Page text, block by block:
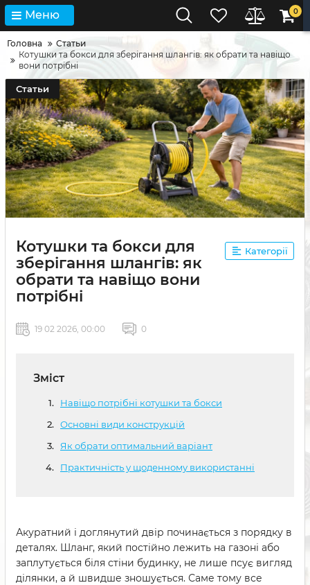
Меню 0
Головна
Статьи
Котушки та бокси для зберігання шлангів: як обрати та навіщо
вони потрібні
Статьи
Котушки та бокси для
зберігання шлангів: як
обрати та навіщо вони
потрібні
Категорії
19 02 2026, 00:00 0
Зміст
Навіщо потрібні котушки та бокси
Основні види конструкцій
Як обрати оптимальний варіант
Практичність у щоденному використанні
Акуратний і доглянутий двір починається з порядку в
деталях. Шланг, який постійно лежить на газоні або
заплутується біля стіни будинку, не лише псує вигляд
ділянки, а й швидше зношується. Саме тому все